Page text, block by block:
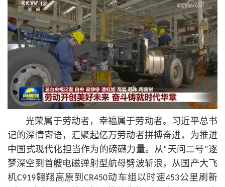
光荣属于劳动者，幸福属于劳动者。习近平总书
记的深情寄语，汇聚起亿万劳动者拼搏奋进，为推进
中国式现代化担当作为的磅礴力量。从“天问二号”逐
梦深空到首艘电磁弹射型航母劈波斩浪，从国产大飞
机C919翱翔高原到CR450动车组以时速453公里刷新